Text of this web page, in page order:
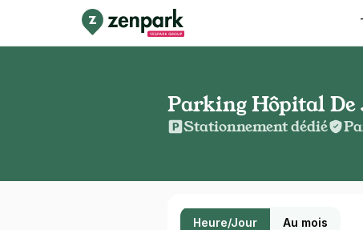
Parking Hôpital De
Stationnement dédié
Heure/Jour Au mois